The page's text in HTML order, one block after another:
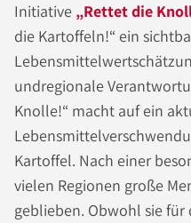
Initiative „Rettet die
die Kartoffeln!“ ein
undregionale
Knolle!“ macht auf ein
Kartoffel. Nach einer
vielen Regionen große
geblieben. Obwohl sie für